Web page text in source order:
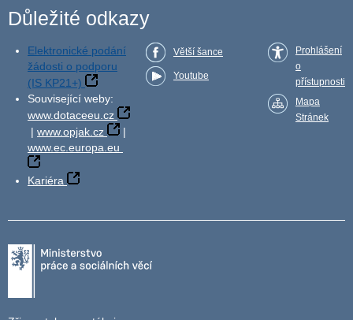
Důležité odkazy
Elektronické podání
žádosti o podporu
(IS KP21+)
Související weby:
www.dotaceeu.cz
| www.opjak.cz
|
www.ec.europa.eu
Kariéra
Větší šance
Youtube
Prohlášení
o
přístupnosti
Mapa
Stránek